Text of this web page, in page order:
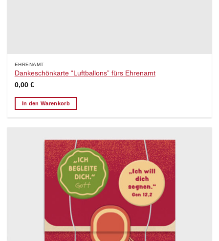
EHRENAMT
Dankeschönkarte “Luftballons” fürs Ehrenamt
0,00 €
In den Warenkorb